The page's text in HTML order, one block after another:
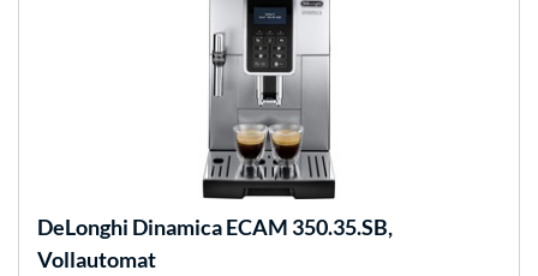
DeLonghi Dinamica ECAM 350.35.SB,
Vollautomat